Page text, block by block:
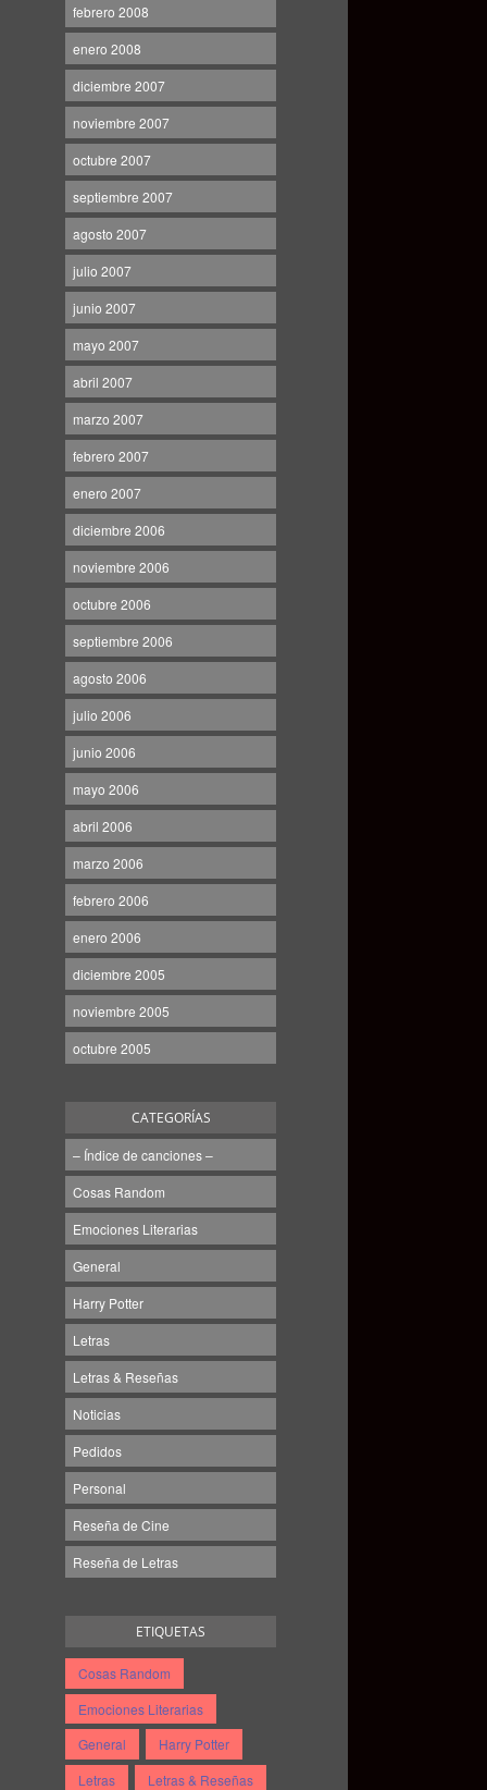
febrero 2008
enero 2008
diciembre 2007
noviembre 2007
octubre 2007
septiembre 2007
agosto 2007
julio 2007
junio 2007
mayo 2007
abril 2007
marzo 2007
febrero 2007
enero 2007
diciembre 2006
noviembre 2006
octubre 2006
septiembre 2006
agosto 2006
julio 2006
junio 2006
mayo 2006
abril 2006
marzo 2006
febrero 2006
enero 2006
diciembre 2005
noviembre 2005
octubre 2005
CATEGORÍAS
– Índice de canciones –
Cosas Random
Emociones Literarias
General
Harry Potter
Letras
Letras & Reseñas
Noticias
Pedidos
Personal
Reseña de Cine
Reseña de Letras
ETIQUETAS
Cosas Random
Emociones Literarias
General
Harry Potter
Letras
Letras & Reseñas